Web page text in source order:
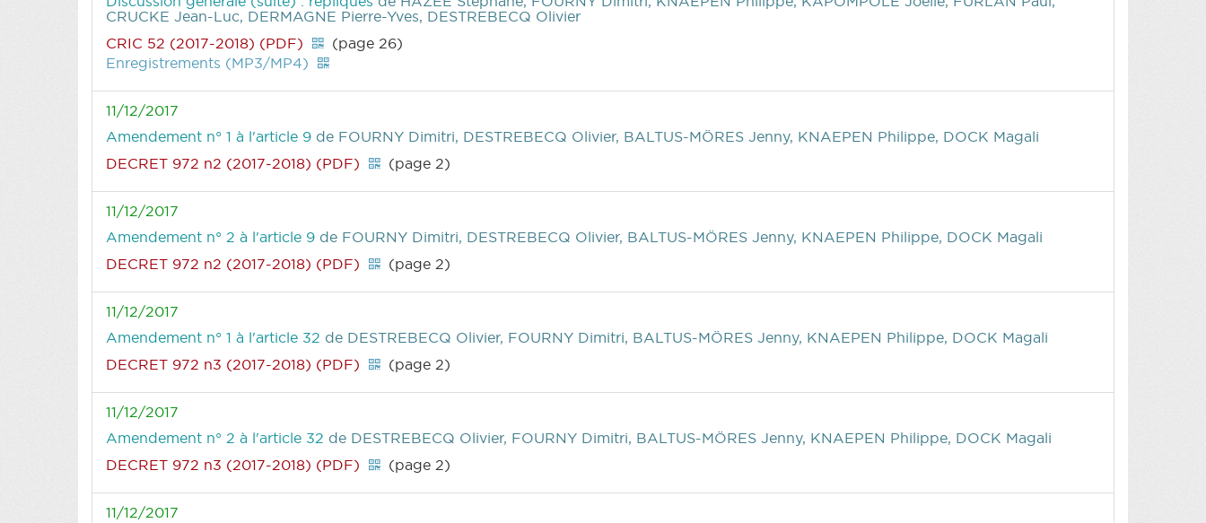
CRUCKE Jean-Luc, DERMAGNE Pierre-Yves, DESTREBECQ Olivier
CRIC 52 (2017-2018) (PDF)
(page 26)
Enregistrements (MP3/MP4)
11/12/2017
Amendement n° 1 à l'article 9 de FOURNY Dimitri, DESTREBECQ Olivier, BALTUS-MÖRES Jenny, KNAEPEN Philippe, DOCK Magali
DECRET 972 n2 (2017-2018) (PDF)
(page 2)
11/12/2017
Amendement n° 2 à l'article 9 de FOURNY Dimitri, DESTREBECQ Olivier, BALTUS-MÖRES Jenny, KNAEPEN Philippe, DOCK Magali
DECRET 972 n2 (2017-2018) (PDF)
(page 2)
11/12/2017
Amendement n° 1 à l'article 32 de DESTREBECQ Olivier, FOURNY Dimitri, BALTUS-MÖRES Jenny, KNAEPEN Philippe, DOCK Magali
DECRET 972 n3 (2017-2018) (PDF)
(page 2)
11/12/2017
Amendement n° 2 à l'article 32 de DESTREBECQ Olivier, FOURNY Dimitri, BALTUS-MÖRES Jenny, KNAEPEN Philippe, DOCK Magali
DECRET 972 n3 (2017-2018) (PDF)
(page 2)
11/12/2017